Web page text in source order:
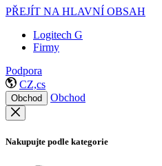
PŘEJÍT NA HLAVNÍ OBSAH
Logitech G
Firmy
Podpora
CZ,cs
Obchod Obchod
Nakupujte podle kategorie